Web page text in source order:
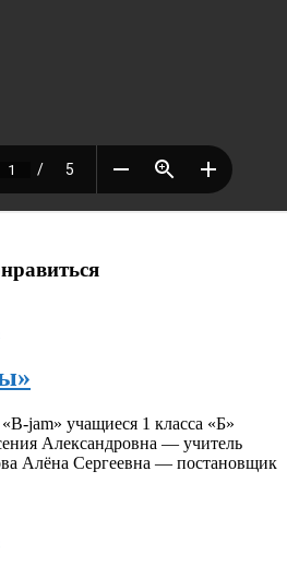
jam» учащиеся 1 класса «Б»
Александровна — учитель
Алёна Сергеевна — постановщик